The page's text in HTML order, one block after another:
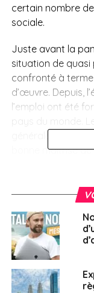
certain nombre
sociale.
Juste avant la
situation de quasi
confronté à
d’œuvre. Depuis,
l’emploi ont été
généralement,
bonne maîtrise
Cependant, avoir
d’ailleurs, le pays
est surtout jeune
5 773 Français
ans. Les services
habiteraient au